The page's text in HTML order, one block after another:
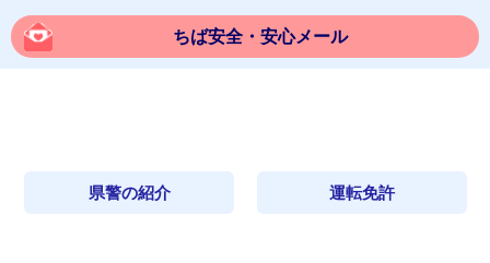
ちば安全・安心メール
県警の紹介 運転免許